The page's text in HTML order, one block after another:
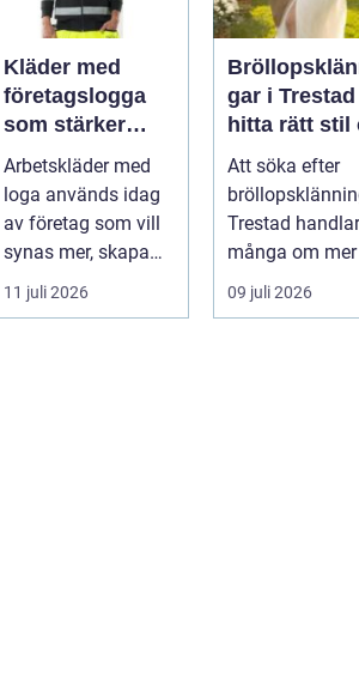
Kläder med
företagslogga
som stärker
varumärket
varje dag
Arbetskläder med
loga används idag
av företag som vill
synas mer, skapa
stolthet inte...
11 juli 2026
gar i Trestad
hitta rätt stil
passform
den stora
Att söka efter
Trestad
många om mer
09 juli 2026